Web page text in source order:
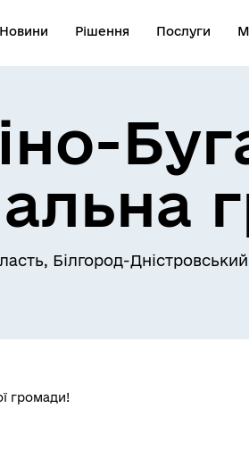
Новини Рішення Послуги
Білгород-
громади!